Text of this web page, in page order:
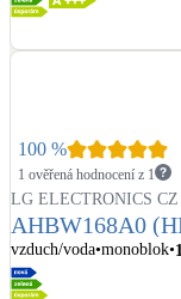
100%
1 ověřená hodnocení z 1
LG ELECTRONICS CZ
AHBW168A0
vzduch/voda monoblok